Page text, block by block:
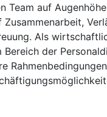
Team auf
Als
Bereich der